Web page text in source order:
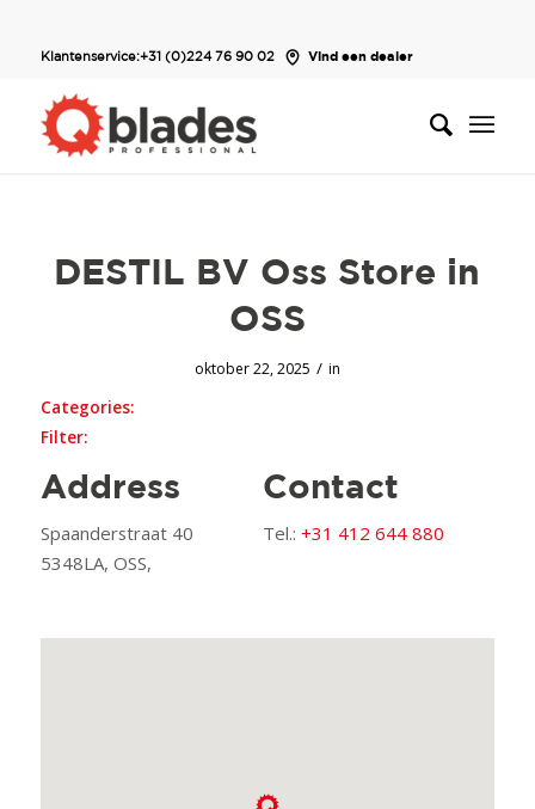
Klantenservice:+31 (0)224 76 90 02 Vind een dealer
DESTIL BV Oss Store in
OSS
oktober 22, 2025 / in
Categories:
Filter:
Address
Spaanderstraat 40
5348LA, OSS,
Contact
Tel.:+31 412 644 880